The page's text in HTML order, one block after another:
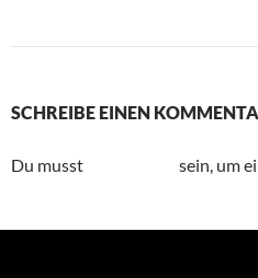
SCHREIBE EINEN
Du musst sein, um